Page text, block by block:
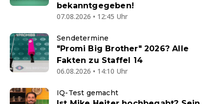
bekanntgegeben!
07.08.2026 • 12:45 Uhr
Sendetermine
"Promi Big Brother" 2026? Alle
Fakten zu Staffel 14
06.08.2026 • 14:10 Uhr
IQ-Test gemacht